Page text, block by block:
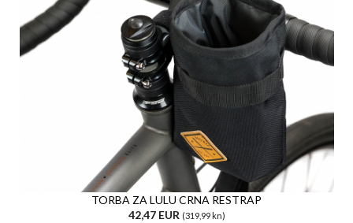
TORBA ZA LULU CRNA RESTRAP
42,47 EUR (319,99 kn)